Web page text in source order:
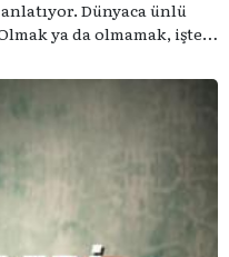
anlatıyor. Dünyaca ünlü
ya da olmamak, işte
isimleriyle